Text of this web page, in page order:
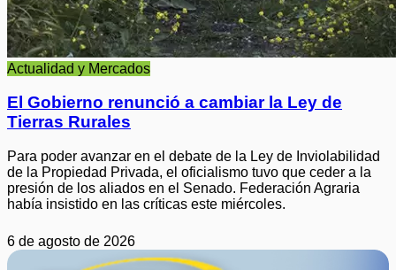
Actualidad y Mercados
El Gobierno renunció a cambiar la Ley de
Tierras Rurales
Para poder avanzar en el debate de la Ley de Inviolabilidad
de la Propiedad Privada, el oficialismo tuvo que ceder a la
presión de los aliados en el Senado. Federación Agraria
había insistido en las críticas este miércoles.
6 de agosto de 2026